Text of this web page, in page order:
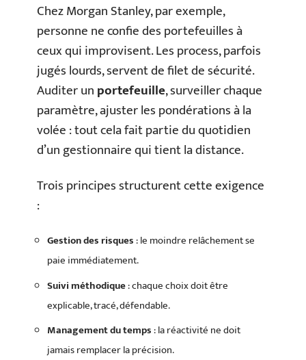
Chez Morgan Stanley, par exemple,
personne ne confie des portefeuilles à
ceux qui improvisent. Les process, parfois
jugés lourds, servent de filet de sécurité.
Auditer unportefeuille, surveiller chaque
paramètre, ajuster les pondérations à la
volée : tout cela fait partie du quotidien
d’un gestionnaire qui tient la distance.
Trois principes structurent cette exigence
:
Gestion des risques: le moindre relâchement se
paie immédiatement.
Suivi méthodique: chaque choix doit être
explicable, tracé, défendable.
Management du temps: la réactivité ne doit
jamais remplacer la précision.